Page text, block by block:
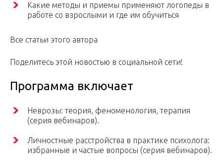
Какие методы и приемы применяют логопеды в
работе со взрослыми и где им обучиться
Все статьи этого автора
Поделитесь этой новостью в социальной сети!
Программа включает
Неврозы: теория, феноменология, терапия
(серия вебинаров).
Личностные расстройства в практике психолога:
избранные и частые вопросы (серия вебинаров).